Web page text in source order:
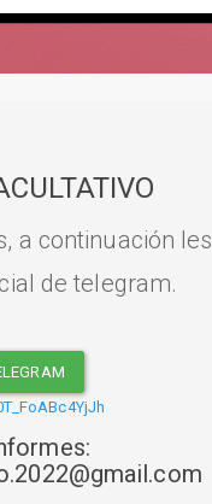
a continuación les
de telegram.